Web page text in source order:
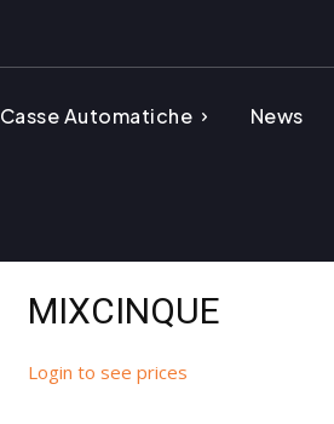
Casse Automatiche News
MIXCINQUE
Login to see prices